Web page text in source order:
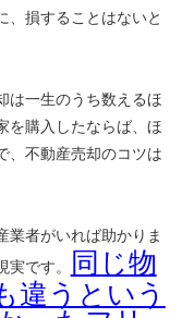
、損することはないと
は一生のうち数えるほ
を購入したならば、ほ
、不動産売却のコツは
業者がいれば助かりま
です。
同じ物
違うという